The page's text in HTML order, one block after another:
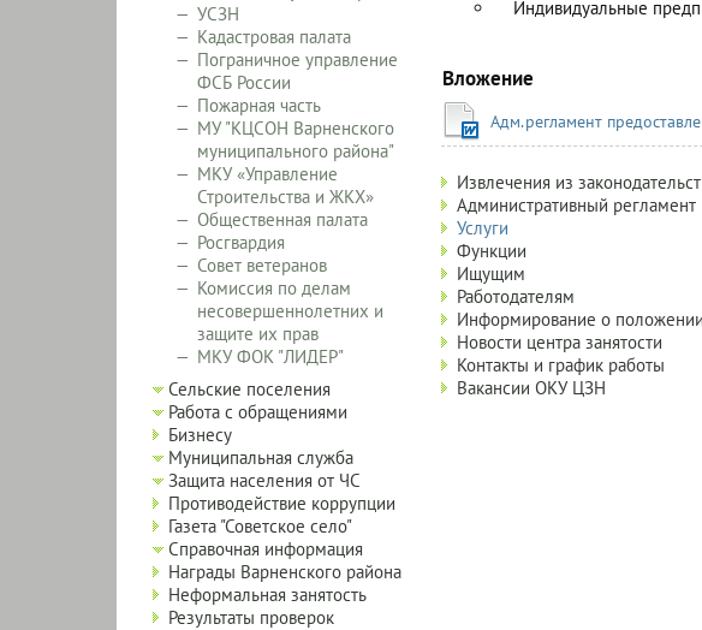
Индивидуальные
Вложение
Адм.регламент
Aдминистрация
Варненского
муниципального
района:
дополнительно
+3
level
Извлечения из
Административный регламент
Услуги
Функции
Ищущим
Работодателям
Информирование о
Новости центра занятости
Контакты и график работы
Вакансии ОКУ ЦЗН
УСЗН
Кадастровая палата
Пограничное управление
ФСБ России
Пожарная часть
МУ "КЦСОН Варненского
муниципального района"
МКУ «Управление
Строительства и ЖКХ»
Общественная палата
Росгвардия
Совет ветеранов
Комиссия по делам
несовершеннолетних и
защите их прав
МКУ ФОК "ЛИДЕР"
Сельские поселения
Работа с обращениями
Бизнесу
Муниципальная служба
Защита населения от ЧС
Противодействие коррупции
Газета "Советское село"
Справочная информация
Награды Варненского района
Неформальная занятость
Результаты проверок